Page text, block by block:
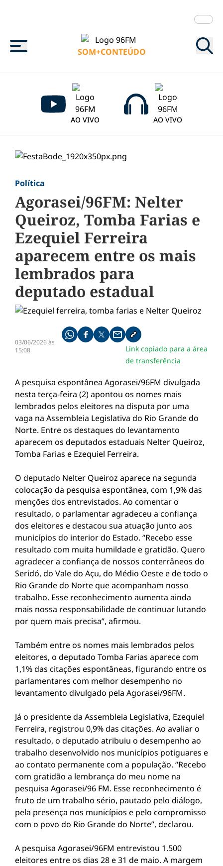
Menu
SOM+CONTEÚDO
AO VIVO AO VIVO
Política
Agorasei/96FM: Nelter
Queiroz, Tomba Farias e
Ezequiel Ferreira
aparecem entre os mais
lembrados para
deputado estadual
03/06/2026 às
15:08
Compartilhe pelo whatsapp
Compartilhar no facebook
Compartilhar no twitter
Compartilhe pelo email
Copiar link da notícia
Link copiado para a área
de transferência
A pesquisa espontânea Agorasei/96FM divulgada
nesta terça-feira (2) apontou os nomes mais
lembrados pelos eleitores na disputa por uma
vaga na Assembleia Legislativa do Rio Grande do
Norte. Entre os destaques do levantamento
aparecem os deputados estaduais Nelter Queiroz,
Tomba Farias e Ezequiel Ferreira.
O deputado Nelter Queiroz aparece na segunda
colocação da pesquisa espontânea, com 1,9% das
menções dos entrevistados. Ao comentar o
resultado, o parlamentar agradeceu a confiança
dos eleitores e destacou sua atuação junto aos
municípios do interior do Estado. “Recebo esse
resultado com muita humildade e gratidão. Quero
agradecer a confiança de nossos conterrâneos do
Seridó, do Vale do Açu, do Médio Oeste e de todo o
Rio Grande do Norte que acompanham nosso
trabalho. Esse reconhecimento aumenta ainda
mais nossa responsabilidade de continuar lutando
por quem mais precisa”, afirmou.
Também entre os nomes mais lembrados pelos
eleitores, o deputado Tomba Farias aparece com
1,1% das citações espontâneas, figurando entre os
parlamentares com melhor desempenho no
levantamento divulgado pela Agorasei/96FM.
Já o presidente da Assembleia Legislativa, Ezequiel
Ferreira, registrou 0,9% das citações. Ao avaliar o
resultado, o deputado atribuiu o desempenho ao
trabalho desenvolvido nos municípios potiguares e
ao contato permanente com a população. “Recebo
com gratidão a lembrança do meu nome na
pesquisa Agorasei/96 FM. Esse reconhecimento é
fruto de um trabalho sério, pautado pelo diálogo,
pela presença nos municípios e pelo compromisso
com o povo do Rio Grande do Norte”, declarou.
A pesquisa Agorasei/96FM entrevistou 1.500
eleitores entre os dias 28 e 31 de maio. A margem